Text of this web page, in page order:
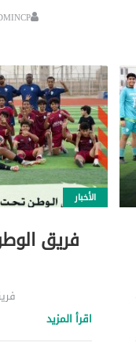
الأخبار
فريق
اقرأ المزيد